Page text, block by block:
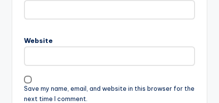
Website
Save my name, email, and website in this browser for the
next time I comment.